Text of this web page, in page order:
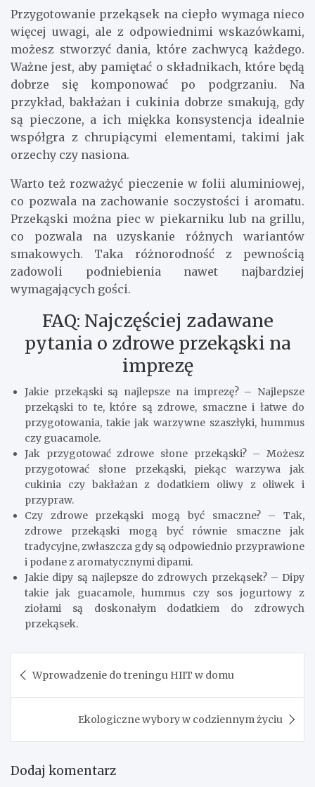
Przygotowanie przekąsek na ciepło wymaga nieco
więcej uwagi, ale z odpowiednimi wskazówkami,
możesz stworzyć dania, które zachwycą każdego.
Ważne jest, aby pamiętać o składnikach, które będą
dobrze się komponować po podgrzaniu. Na
przykład, bakłażan i cukinia dobrze smakują, gdy
są pieczone, a ich miękka konsystencja idealnie
współgra z chrupiącymi elementami, takimi jak
orzechy czy nasiona.
Warto też rozważyć pieczenie w folii aluminiowej,
co pozwala na zachowanie soczystości i aromatu.
Przekąski można piec w piekarniku lub na grillu,
co pozwala na uzyskanie różnych wariantów
smakowych. Taka różnorodność z pewnością
zadowoli podniebienia nawet najbardziej
wymagających gości.
FAQ: Najczęściej zadawane
pytania o zdrowe przekąski na
imprezę
Jakie przekąski są najlepsze na imprezę? – Najlepsze
przekąski to te, które są zdrowe, smaczne i łatwe do
przygotowania, takie jak warzywne szaszłyki, hummus
czy guacamole.
Jak przygotować zdrowe słone przekąski? – Możesz
przygotować słone przekąski, piekąc warzywa jak
cukinia czy bakłażan z dodatkiem oliwy z oliwek i
przypraw.
Czy zdrowe przekąski mogą być smaczne? – Tak,
zdrowe przekąski mogą być równie smaczne jak
tradycyjne, zwłaszcza gdy są odpowiednio przyprawione
i podane z aromatycznymi dipami.
Jakie dipy są najlepsze do zdrowych przekąsek? – Dipy
takie jak guacamole, hummus czy sos jogurtowy z
ziołami są doskonałym dodatkiem do zdrowych
przekąsek.
wpisu
Wprowadzenie do treningu HIIT w domu
Ekologiczne wybory w codziennym życiu
Dodaj komentarz